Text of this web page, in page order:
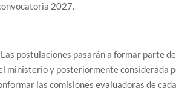
2027.
postulaciones pasarán a formar parte de
ministerio y posteriormente considerada
las comisiones evaluadoras de